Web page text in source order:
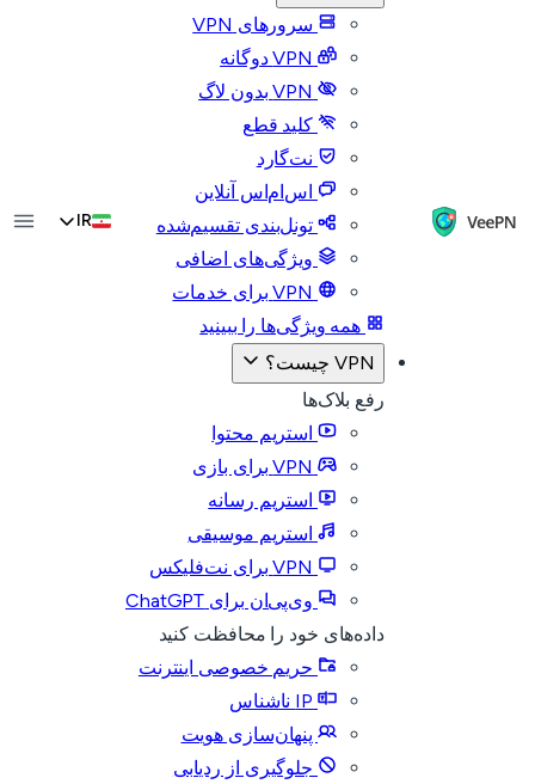
سرورهای VPN
VPN دوگانه
VPN بدون لاگ
کلید قطع
نت‌گارد
اس‌ام‌اس آنلاین
تونل‌بندی تقسیم‌شده
ویژگی‌های اضافی
VPN برای خدمات
همه ویژگی‌ها را ببینید
VPN چیست؟
رفع بلاک‌ها
استریم محتوا
VPN برای بازی
استریم رسانه
استریم موسیقی
VPN برای نت‌فلیکس
وی‌پی‌ان برای ChatGPT
داده‌های خود را محافظت کنید
حریم خصوصی اینترنت
IP ناشناس
پنهان‌سازی هویت
جلوگیری از ردیابی
IR